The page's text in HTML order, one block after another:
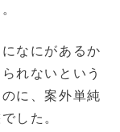
なにがあるか
れないという
に、案外単純
した。